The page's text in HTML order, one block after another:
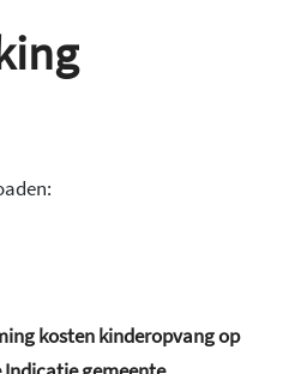
kosten kinderopvang op